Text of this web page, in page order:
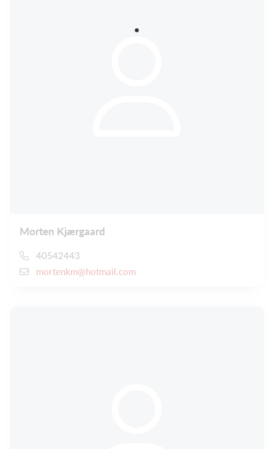
Morten Kjærgaard
40542443
mortenkm@hotmail.com